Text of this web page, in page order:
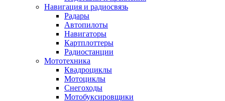
Навигация и радиосвязь
Радары
Автопилоты
Навигаторы
Картплоттеры
Радиостанции
Мототехника
Квадроциклы
Мотоциклы
Снегоходы
Мотобуксировщики